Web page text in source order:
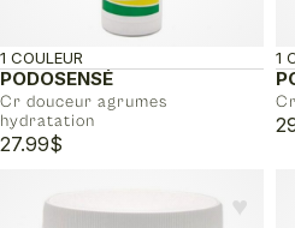
PODOSENSÉ
Cr douceur agrumes
hydratation
1 COULEUR
27.99$
1
♥︎